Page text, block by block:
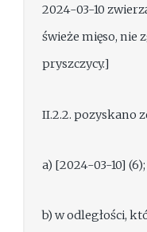
2024-03-10
świeże mięso, nie
pryszczycy.]
II.2.2. pozyskano
a) [2024-03-10] (6);
b) w odległości,